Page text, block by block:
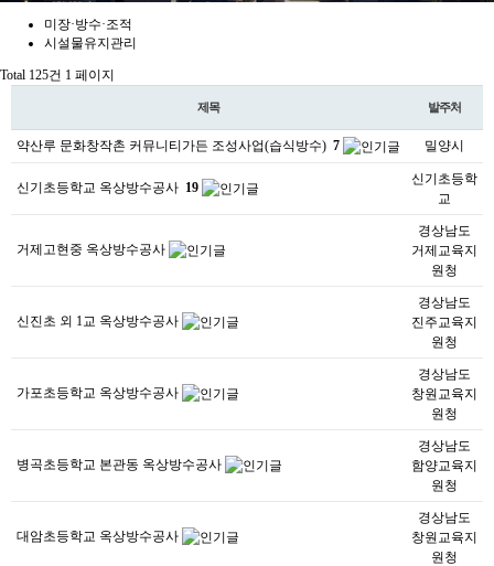
미장·방수·조적
시설물유지관리
Total 125건 1 페이지
제목 발주처
약산루 문화창작촌 커뮤니티가든 조성사업(습식방수) 7 밀양시
신기초등학교 옥상방수공사 19
신기초등학
교
거제고현중 옥상방수공사
경상남도
거제교육지
원청
신진초 외 1교 옥상방수공사
경상남도
진주교육지
원청
가포초등학교 옥상방수공사
경상남도
창원교육지
원청
병곡초등학교 본관동 옥상방수공사
경상남도
함양교육지
원청
대암초등학교 옥상방수공사
경상남도
창원교육지
원청